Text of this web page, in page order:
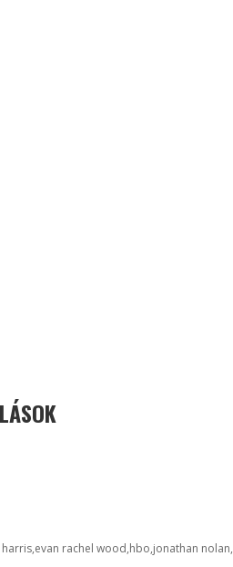
evan rachel wood hbo jonathan nolan